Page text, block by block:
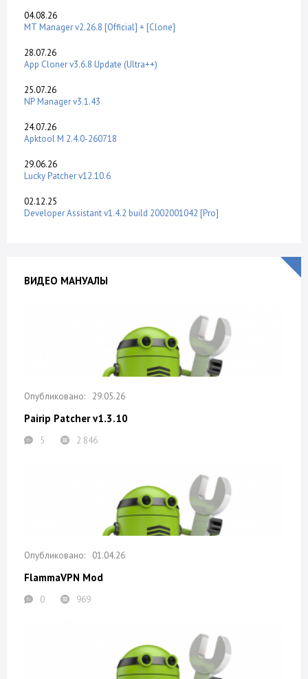
04.08.26
MT Manager v2.26.8 [Official] + [Clone]
28.07.26
App Cloner v3.6.8 Update (Ultra++)
25.07.26
NP Manager v3.1.43
24.07.26
Apktool M 2.4.0-260718
29.06.26
Lucky Patcher v12.10.6
02.12.25
Developer Assistant v1.4.2 build 2002001042 [Pro]
ВИДЕО МАНУАЛЫ
29.05.26
Pairip Patcher v1.3.10
5 2 846
01.04.26
FlammaVPN Mod
0 969